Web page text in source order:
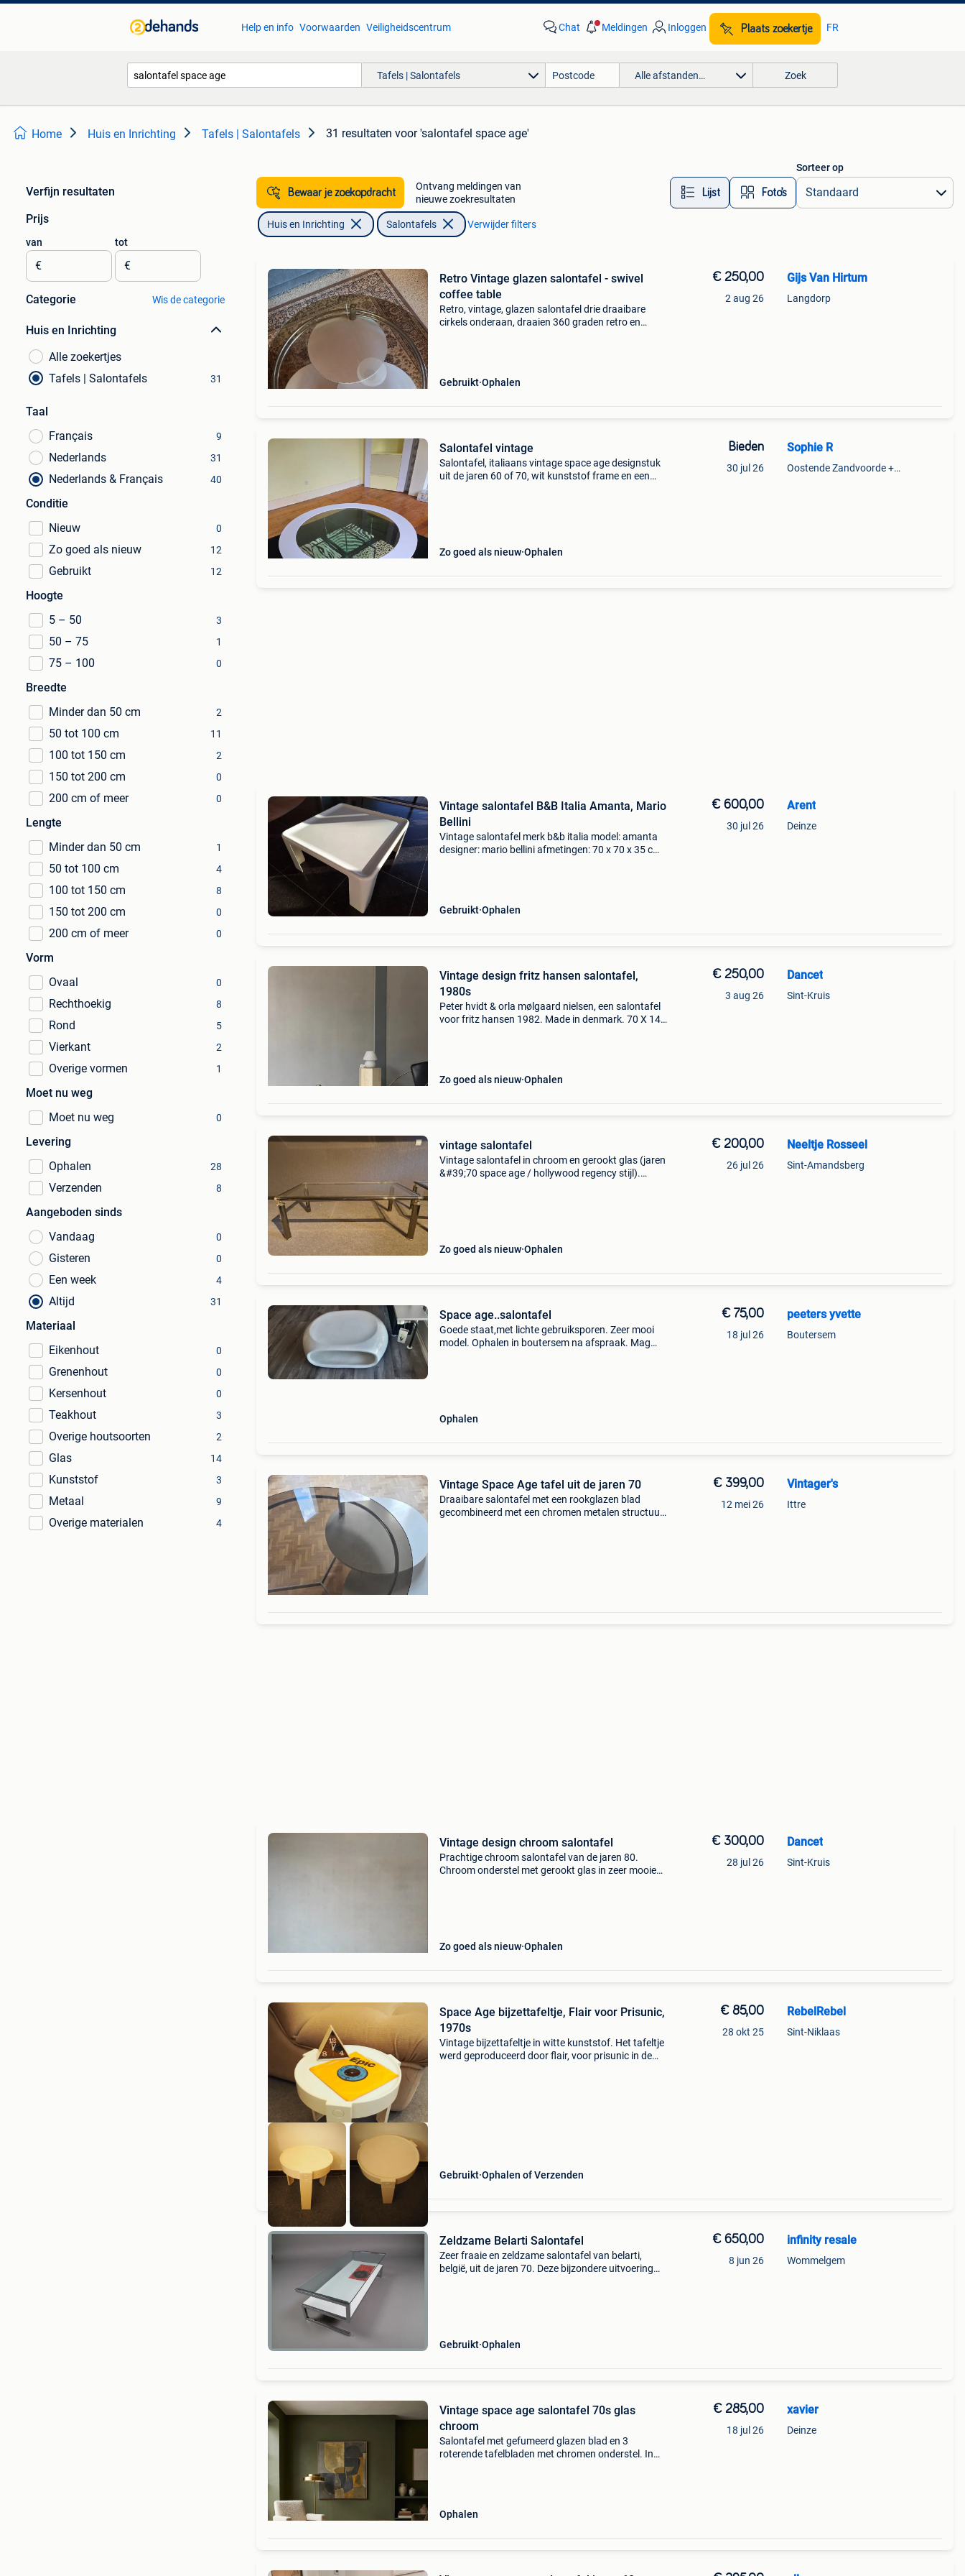
Help en info Voorwaarden Veiligheidscentrum Chat Meldingen Inloggen Plaats zoekertje FR
Tafels | Salontafels Alle afstanden… Zoek
Home Huis en Inrichting Tafels | Salontafels 31 resultaten voor 'salontafel space age'
Verfijn resultaten
Prijs
van
€
tot
€
Categorie Wis de categorie
Huis en Inrichting
Alle zoekertjes
Tafels | Salontafels
31
Taal
Français
9
Nederlands 31
Nederlands & Français 40
Conditie
Nieuw
0
Zo goed als nieuw 12
Gebruikt 12
Hoogte
5 – 50
3
50 – 75 1
75 – 100 0
Breedte
Minder dan 50 cm
2
50 tot 100 cm 11
100 tot 150 cm 2
150 tot 200 cm 0
200 cm of meer 0
Lengte
Minder dan 50 cm
1
50 tot 100 cm 4
100 tot 150 cm 8
150 tot 200 cm 0
200 cm of meer 0
Vorm
Ovaal
0
Rechthoekig 8
Rond 5
Vierkant 2
Overige vormen 1
Moet nu weg
Moet nu weg
0
Levering
Ophalen
28
Verzenden 8
Aangeboden sinds
Vandaag
0
Gisteren 0
Een week 4
Altijd 31
Materiaal
Eikenhout
0
Grenenhout 0
Kersenhout 0
Teakhout 3
Overige houtsoorten 2
Glas 14
Kunststof 3
Metaal 9
Overige materialen 4
Bewaar je zoekopdracht
Ontvang meldingen van
nieuwe zoekresultaten
Lijst Foto’s
Sorteer op
Huis en Inrichting Salontafels Verwijder filters
Retro Vintage glazen salontafel - swivel
coffee table
Retro, vintage, glazen salontafel drie draaibare
cirkels onderaan, draaien 360 graden retro en
Gebruikt Ophalen
€ 250,00
2 aug 26
Gijs Van Hirtum
Langdorp
Salontafel vintage
Salontafel, italiaans vintage space age designstuk
uit de jaren 60 of 70, wit kunststof frame en een
Zo goed als nieuw Ophalen
Bieden
30 jul 26
Sophie R
Oostende Zandvoorde +Oostende
Vintage salontafel B&B Italia Amanta, Mario
Bellini
Vintage salontafel merk b&b italia model: amanta
designer: mario bellini afmetingen: 70 x 70 x 35 cm
Gebruikt Ophalen
€ 600,00
30 jul 26
Arent
Deinze
Vintage design fritz hansen salontafel,
1980s
Peter hvidt & orla mølgaard nielsen, een salontafel
voor fritz hansen 1982. Made in denmark. 70 X 140
Zo goed als nieuw Ophalen
€ 250,00
3 aug 26
Dancet
Sint-Kruis
vintage salontafel
Vintage salontafel in chroom en gerookt glas (jaren
&#39;70 space age / hollywood regency stijl).
Zo goed als nieuw Ophalen
€ 200,00
26 jul 26
Neeltje Rosseel
Sint-Amandsberg
Space age..salontafel
Goede staat,met lichte gebruiksporen. Zeer mooi
model. Ophalen in boutersem na afspraak. Mag
Ophalen
€ 75,00
18 jul 26
peeters yvette
Boutersem
Vintage Space Age tafel uit de jaren 70
Draaibare salontafel met een rookglazen blad
gecombineerd met een chromen metalen structuur
€ 399,00
12 mei 26
Vintager's
Ittre
Vintage design chroom salontafel
Prachtige chroom salontafel van de jaren 80.
Chroom onderstel met gerookt glas in zeer mooie
Zo goed als nieuw Ophalen
€ 300,00
28 jul 26
Dancet
Sint-Kruis
Space Age bijzettafeltje, Flair voor Prisunic,
1970s
Vintage bijzettafeltje in witte kunststof. Het tafeltje
werd geproduceerd door flair, voor prisunic in de
Gebruikt Ophalen of Verzenden
€ 85,00
28 okt 25
RebelRebel
Sint-Niklaas
Zeldzame Belarti Salontafel
Zeer fraaie en zeldzame salontafel van belarti,
belgië, uit de jaren 70. Deze bijzondere uitvoering
Gebruikt Ophalen
€ 650,00
8 jun 26
infinity resale
Wommelgem
Vintage space age salontafel 70s glas
chroom
Salontafel met gefumeerd glazen blad en 3
roterende tafelbladen met chromen onderstel. In
Ophalen
€ 285,00
18 jul 26
xavier
Deinze